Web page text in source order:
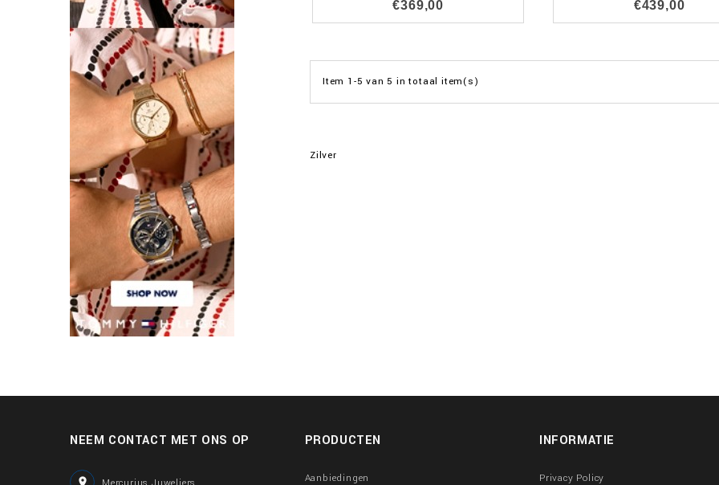
€369,00 €439,00
Item 1-5 van 5 in totaal item(s)
Zilver
NEEM CONTACT MET ONS OP

PRODUCTEN
Aanbiedingen
INFORMATIE
Privacy Policy